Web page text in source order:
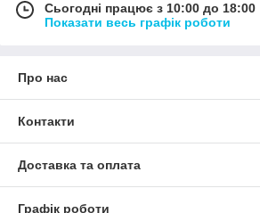
Сьогодні працює з 10:00 до 18:00
Показати весь графік роботи
Про нас
Контакти
Доставка та оплата
Графік роботи